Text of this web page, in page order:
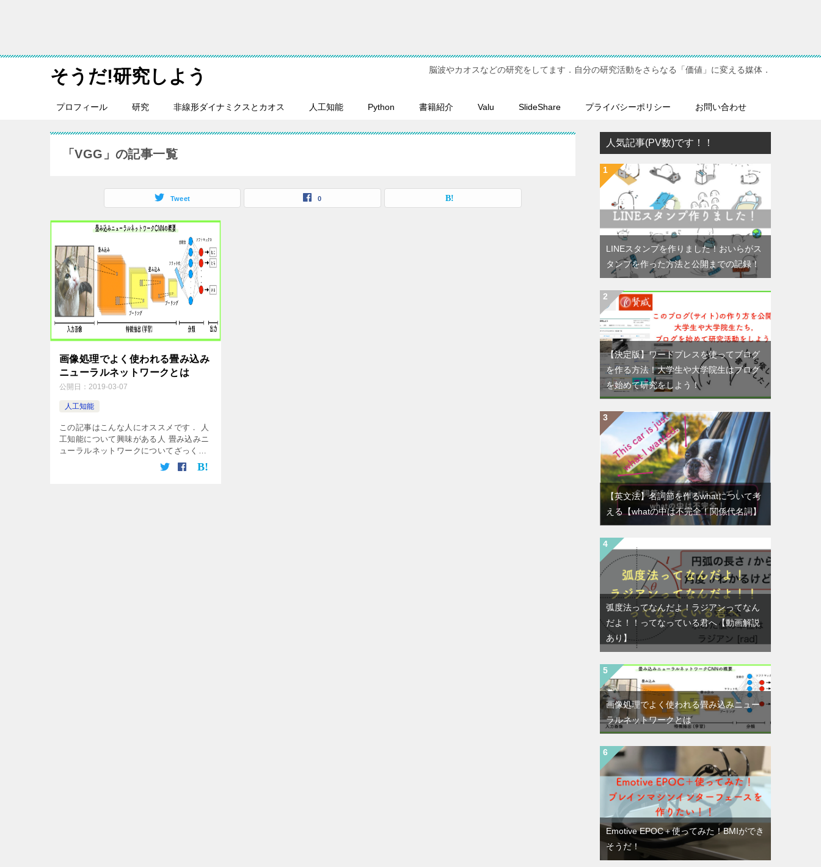
そうだ!研究しよう 脳波やカオスなどの研究をしてます．自分の研究活動をさらなる「価値」に変える媒体．
プロフィール 研究 非線形ダイナミクスとカオス 人工知能 Python 書籍紹介 Valu SlideShare プライバシーポリシー お問い合わせ
「VGG」の記事一覧
Tweet 0
画像処理でよく使われる畳み込み
ニューラルネットワークとは
公開日： 2019-03-07
人工知能
この記事はこんな人にオススメです． 人
工知能について興味がある人 畳み込みニ
ューラルネットワークについてざっく
人気記事(PV数)です！！
LINEスタンプを作りました！おいらがス
タンプを作った方法と公開までの記録！
【決定版】ワードプレスを使ってブログ
を作る方法！大学生や大学院生はブログ
を始めて研究をしよう！
【英文法】名詞節を作るwhatについて考
える【whatの中は不完全！関係代名詞】
弧度法ってなんだよ！ラジアンってなん
だよ！！ってなっている君へ【動画解説
あり】
画像処理でよく使われる畳み込みニュー
ラルネットワークとは
Emotive EPOC＋使ってみた！BMIができ
そうだ！